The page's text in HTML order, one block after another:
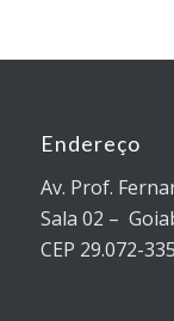
Endereço
Av. Prof.
Sala 02 –
CEP 29.072-335